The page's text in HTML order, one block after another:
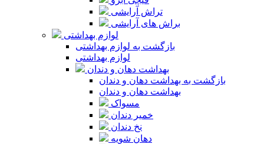
تراش آرایشی
براش های آرایشی
لوازم بهداشتی
بازگشت به لوازم بهداشتی
لوازم بهداشتی
بهداشت دهان و دندان
بازگشت به بهداشت دهان و دندان
بهداشت دهان و دندان
مسواک
خمیر دندان
نخ دندان
دهان شویه